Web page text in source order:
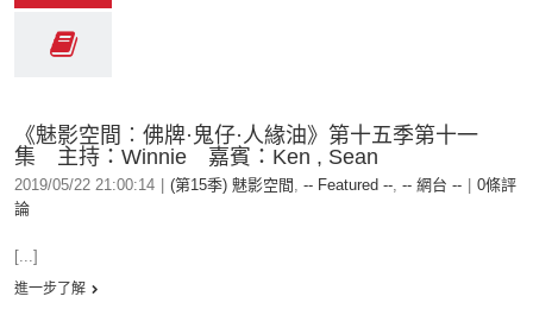
《魅影空間︰佛牌·鬼仔·人緣油》第十五季第十一
集 主持：Winnie 嘉賓：Ken , Sean
2019/05/22 21:00:14 (第15季) 魅影空間 , -- Featured --, -- 網台 --
0條評
論
[...]
進一步了解